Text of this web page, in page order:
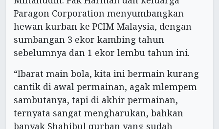
Paragon Corporation menyumbangkan
hewan kurban ke PCIM Malaysia, dengan
sumbangan 3 ekor kambing tahun
sebelumnya dan 1 ekor lembu tahun ini.
“Ibarat main bola, kita ini bermain kurang
cantik di awal permainan, agak mlempem
sambutanya, tapi di akhir permainan,
ternyata sangat mengharukan, bahkan
banyak Shahibul qurban yang sudah